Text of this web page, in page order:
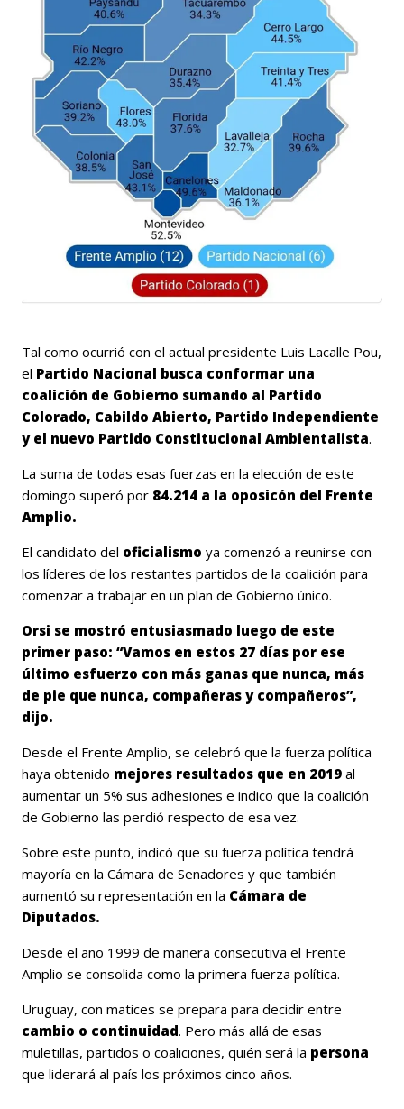
Tal como ocurrió con el actual presidente Luis Lacalle Pou,
el Partido Nacional busca conformar una
coalición de Gobierno sumando al Partido
Colorado, Cabildo Abierto, Partido Independiente
y el nuevo Partido Constitucional Ambientalista.
La suma de todas esas fuerzas en la elección de este
domingo superó por 84.214 a la oposicón del Frente
Amplio.
El candidato del oficialismo ya comenzó a reunirse con
los líderes de los restantes partidos de la coalición para
comenzar a trabajar en un plan de Gobierno único.
Orsi se mostró entusiasmado luego de este
primer paso: “Vamos en estos 27 días por ese
último esfuerzo con más ganas que nunca, más
de pie que nunca, compañeras y compañeros”,
dijo.
Desde el Frente Amplio, se celebró que la fuerza política
haya obtenido mejores resultados que en 2019 al
aumentar un 5% sus adhesiones e indico que la coalición
de Gobierno las perdió respecto de esa vez.
Sobre este punto, indicó que su fuerza política tendrá
mayoría en la Cámara de Senadores y que también
aumentó su representación en la Cámara de
Diputados.
Desde el año 1999 de manera consecutiva el Frente
Amplio se consolida como la primera fuerza política.
Uruguay, con matices se prepara para decidir entre
cambio o continuidad. Pero más allá de esas
muletillas, partidos o coaliciones, quién será la persona
que liderará al país los próximos cinco años.